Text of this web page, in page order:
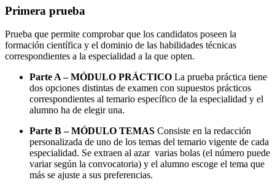
Primera prueba
Prueba que permite comprobar que los candidatos poseen la
formación científica y el dominio de las habilidades técnicas
correspondientes a la especialidad a la que opten.
Parte A – MÓDULO PRÁCTICO La prueba práctica tiene
dos opciones distintas de examen con supuestos prácticos
correspondientes al temario específico de la especialidad y el
alumno ha de elegir una.
Parte B – MÓDULO TEMAS Consiste en la redacción
personalizada de uno de los temas del temario vigente de cada
especialidad. Se extraen al azar varias bolas (el número puede
variar según la convocatoria) y el alumno escoge el tema que
más se ajuste a sus preferencias.